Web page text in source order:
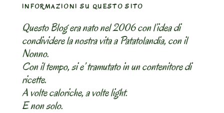
INFORMAZIONI SU QUESTO SITO
Questo Blog era nato nel 2006 con l’idea di
condividere la nostra vita a Patatolandia, con il
Nonno.
Con il tempo, si e’ tramutato in un contenitore di
ricette.
A volte caloriche, a volte light.
E non solo.